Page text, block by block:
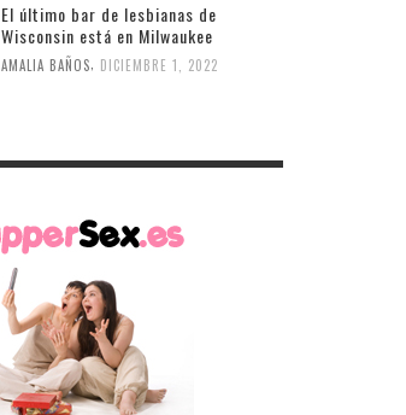
El último bar de lesbianas de
Wisconsin está en Milwaukee
AMALIA BAÑOS DICIEMBRE 1, 2022